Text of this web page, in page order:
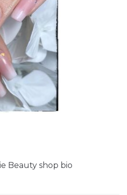
Beauty shop bio